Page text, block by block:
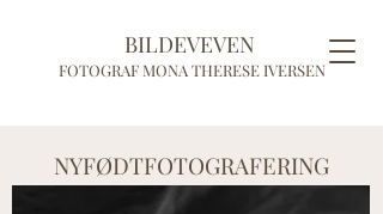
BILDEVEVEN
FOTOGRAF MONA THERESE IVERSEN
NYFØDTFOTOGRAFERING